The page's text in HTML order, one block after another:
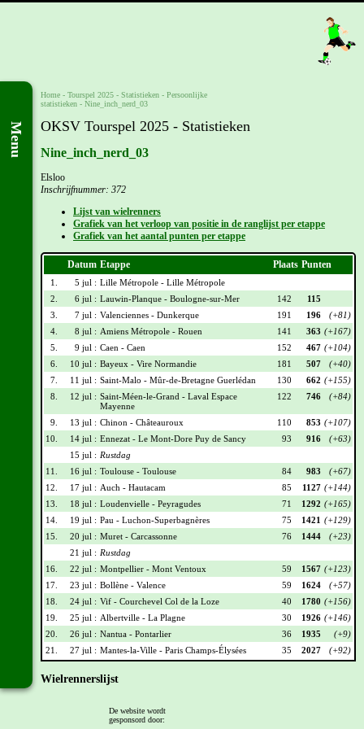
Menu
Home - Tourspel 2025 - Statistieken - Persoonlijke
statistieken - Nine_inch_nerd_03
OKSV Tourspel 2025 - Statistieken
Nine_inch_nerd_03
Elsloo
Inschrijfnummer: 372
Lijst van wielrenners
Grafiek van het verloop van positie in de ranglijst per etappe
Grafiek van het aantal punten per etappe
Datum Etappe Plaats Punten
1. 5 jul : Lille Métropole - Lille Métropole
2.
6 jul : Lauwin-Planque - Boulogne-sur-Mer 142
115
3.
7 jul : Valenciennes - Dunkerque 191 196
(+81)
4.
8 jul : Amiens Métropole - Rouen 141 363 (+167)
5.
9 jul : Caen - Caen 152 467 (+104)
6.
10 jul : Bayeux - Vire Normandie 181 507
(+40)
7.
11 jul : Saint-Malo - Mûr-de-Bretagne Guerlédan 130 662 (+155)
8.
12 jul : Saint-Méen-le-Grand - Laval Espace
Mayenne
122 746 (+84)
9. 13 jul : Chinon - Châteauroux 110 853 (+107)
10.
14 jul : Ennezat - Le Mont-Dore Puy de Sancy 93 916
(+63)
15 jul : Rustdag
11.
16 jul : Toulouse - Toulouse 84 983
(+67)
12.
17 jul : Auch - Hautacam 85 1127 (+144)
13.
18 jul : Loudenvielle - Peyragudes 71 1292 (+165)
14.
19 jul : Pau - Luchon-Superbagnères 75 1421 (+129)
15.
20 jul : Muret - Carcassonne 76 1444
(+23)
21 jul : Rustdag
16.
22 jul : Montpellier - Mont Ventoux 59 1567 (+123)
17.
23 jul : Bollène - Valence 59 1624
(+57)
18.
24 jul : Vif - Courchevel Col de la Loze 40 1780 (+156)
19.
25 jul : Albertville - La Plagne 30 1926 (+146)
20.
26 jul : Nantua - Pontarlier 36 1935
(+9)
21.
27 jul : Mantes-la-Ville - Paris Champs-Élysées 35 2027 (+92)
Wielrennerslijst
Tadej Pogacar
De website wordt
gesponsord door: